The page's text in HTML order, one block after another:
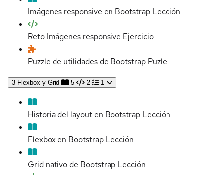
Imágenes responsive en Bootstrap Lección
Reto Imágenes responsive Ejercicio
Puzzle de utilidades de Bootstrap Puzle
3 Flexbox y Grid 5 2 1
Historia del layout en Bootstrap Lección
Flexbox en Bootstrap Lección
Grid nativo de Bootstrap Lección